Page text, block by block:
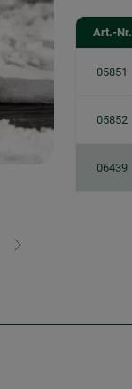
Weiter
Art.-Nr.
05851
05852
06439